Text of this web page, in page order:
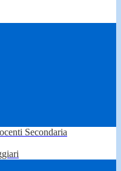
Secondaria